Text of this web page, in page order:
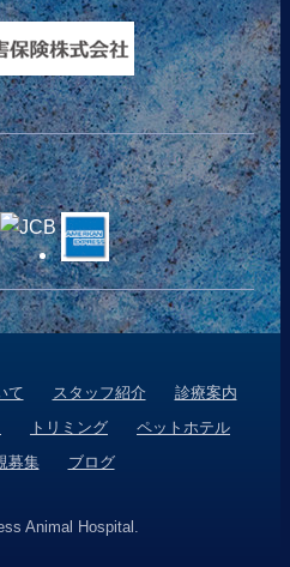
て スタッフ紹介
診療案内
トリミング
ペットホテル
募集
ブログ
Animal Hospital.